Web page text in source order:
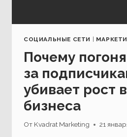
СОЦИАЛЬНЫЕ СЕТИ |
Почему погоня
за
убивает рост
бизнеса
От Kvadrat Marketing 21